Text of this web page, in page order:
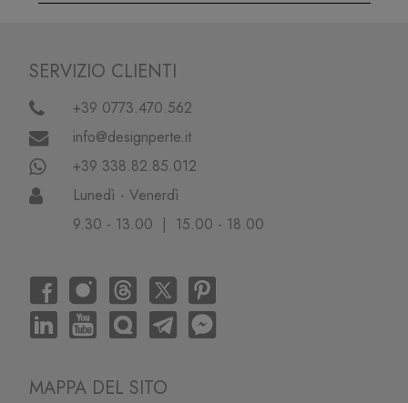
SERVIZIO CLIENTI
+39 0773.470.562
info@designperte.it
+39 338.82.85.012
Lunedì - Venerdì
9.30 - 13.00 | 15.00 - 18.00
MAPPA DEL SITO